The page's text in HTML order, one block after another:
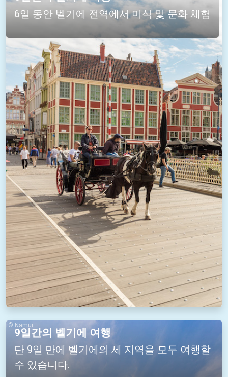
6일 동안 벨기에 전역에서 미식 및 문화 체험
9일간의 벨기에 여행
단 9일 만에 벨기에의 세 지역을 모두 여행할
수 있습니다.
© Namur